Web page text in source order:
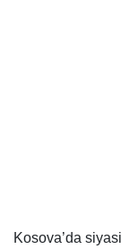
Kosova’da